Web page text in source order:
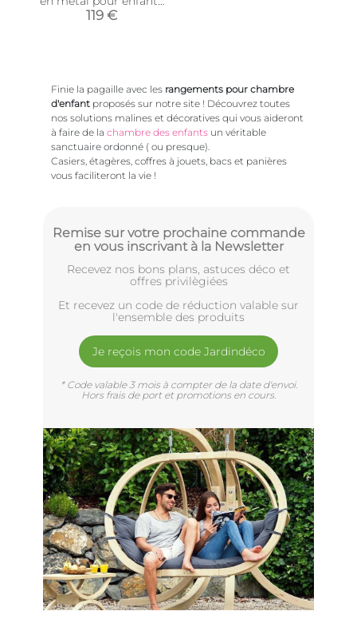
59 cm (Noir mat)
119 €
Finie la pagaille avec les rangements pour chambre
d'enfant proposés sur notre site ! Découvrez toutes
nos solutions malines et décoratives qui vous aideront
à faire de la chambre des enfants un véritable
sanctuaire ordonné ( ou presque).
Casiers, étagères, coffres à jouets, bacs et panières
vous faciliteront la vie !
Remise sur votre prochaine commande
en vous inscrivant à la Newsletter
Recevez nos bons plans, astuces déco et
offres privilègiées
Et recevez un code de réduction valable sur
l'ensemble des produits
Je reçois mon code Jardindéco
* Code valable 3 mois à compter de la date d'envoi.
Hors frais de port et promotions en cours.